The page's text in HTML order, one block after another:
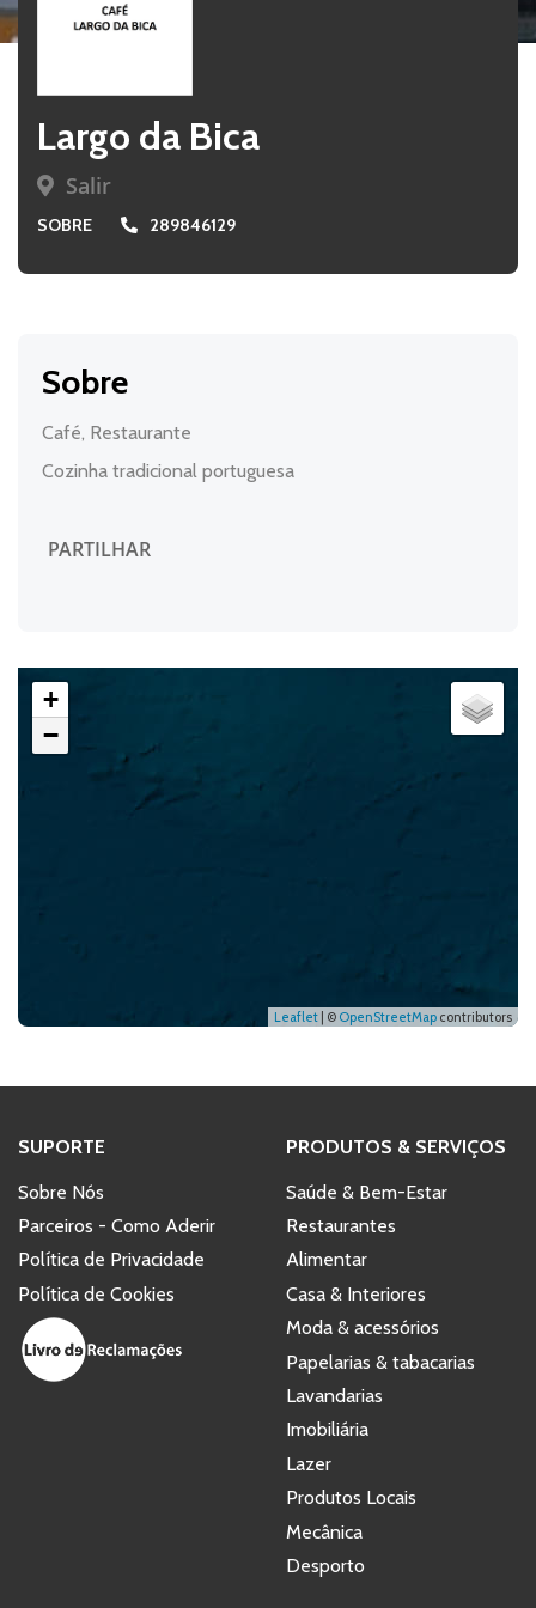
Largo da Bica
Salir
SOBRE 289846129
Sobre
Café, Restaurante
Cozinha tradicional portuguesa
PARTILHAR
+
−
Leaflet | © OpenStreetMap contributors
SUPORTE
Sobre Nós
Parceiros - Como Aderir
Política de Privacidade
Política de Cookies
PRODUTOS & SERVIÇOS
Saúde & Bem-Estar
Restaurantes
Alimentar
Casa & Interiores
Moda & acessórios
Papelarias & tabacarias
Lavandarias
Imobiliária
Lazer
Produtos Locais
Mecânica
Desporto